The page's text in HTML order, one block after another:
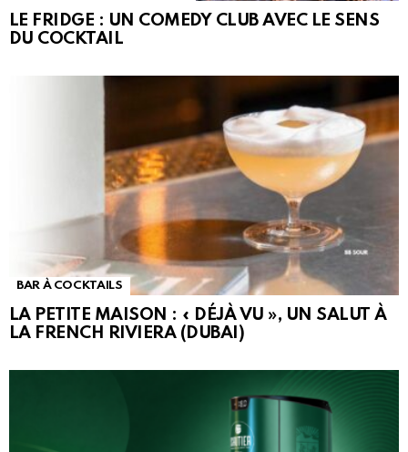
LE FRIDGE : UN COMEDY CLUB AVEC LE SENS
DU COCKTAIL
BAR À COCKTAILS
LA PETITE MAISON : « DÉJÀ VU », UN SALUT À
LA FRENCH RIVIERA (DUBAI)